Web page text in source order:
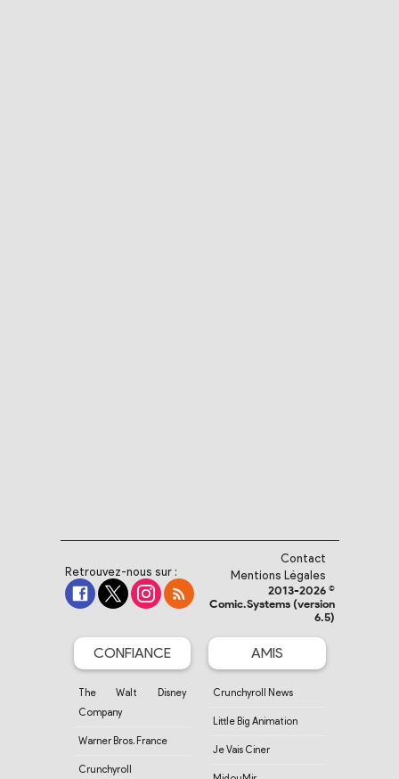
Retrouvez-nous sur :
Contact
Mentions Légales
2013-2026 ©
Comic.Systems (version
6.5)
CONFIANCE
The Walt Disney
Company
Warner Bros. France
Crunchyroll
AMIS
Crunchyroll News
Little Big Animation
Je Vais Ciner